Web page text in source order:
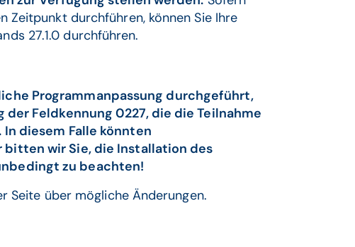
Zeitpunkt durchführen, können Sie Ihre
27.1.0 durchführen.
Programmanpassung durchgeführt,
Feldkennung 0227, die die Teilnahme
diesem Falle könnten
bitten wir Sie, die Installation des
zu beachten!
Seite über mögliche Änderungen.